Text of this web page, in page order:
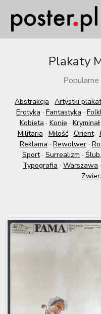
Plakaty
Abstrakcja · Artystki
Erotyka · Fantastyka ·
Kobieta · Konie · Kryminał
Militaria · Miłość· Orient·
Reklama · Rewolwer ·
Sport· Surrealizm ·
Typografia · Warszawa ·